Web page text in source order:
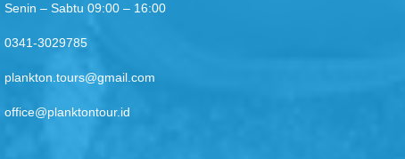
Senin – Sabtu 09:00 – 16:00
0341-3029785
plankton.tours@gmail.com
office@planktontour.id